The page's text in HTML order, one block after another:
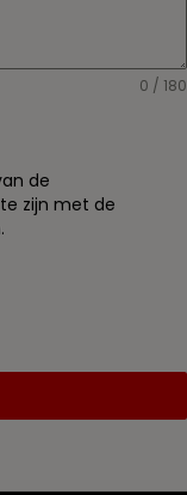
0 / 180
de
zijn met de